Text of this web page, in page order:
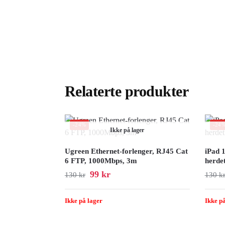
Relaterte produkter
-24%
Ikke på lager
Ugreen Ethernet-forlenger, RJ45 Cat
6 FTP, 1000Mbps, 3m
130kr 99 kr
Ikke på lager
-
iPad
130kr
Ikke